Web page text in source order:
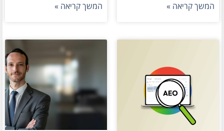
המשך קריאה » המשך קריאה »